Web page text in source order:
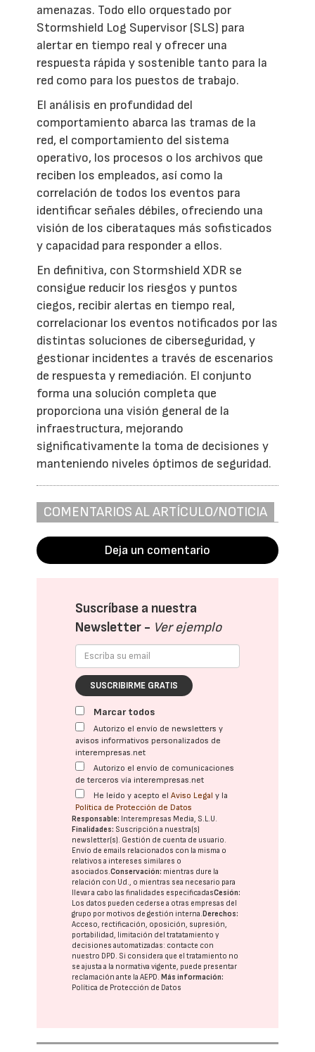
amenazas. Todo ello orquestado por
Stormshield Log Supervisor (SLS) para
alertar en tiempo real y ofrecer una
respuesta rápida y sostenible tanto para la
red como para los puestos de trabajo.
El análisis en profundidad del
comportamiento abarca las tramas de la
red, el comportamiento del sistema
operativo, los procesos o los archivos que
reciben los empleados, así como la
correlación de todos los eventos para
identificar señales débiles, ofreciendo una
visión de los ciberataques más sofisticados
y capacidad para responder a ellos.
En definitiva, con Stormshield XDR se
consigue reducir los riesgos y puntos
ciegos, recibir alertas en tiempo real,
correlacionar los eventos notificados por las
distintas soluciones de ciberseguridad, y
gestionar incidentes a través de escenarios
de respuesta y remediación. El conjunto
forma una solución completa que
proporciona una visión general de la
infraestructura, mejorando
significativamente la toma de decisiones y
manteniendo niveles óptimos de seguridad.
COMENTARIOS AL ARTÍCULO/NOTICIA
Deja un comentario
Suscríbase a nuestra
Newsletter - Ver ejemplo
SUSCRIBIRME GRATIS
Marcar todos
Autorizo el envío de newsletters y
avisos informativos personalizados de
interempresas.net
Autorizo el envío de comunicaciones
de terceros vía interempresas.net
He leído y acepto elAviso Legal y la
Política de Protección de Datos
Responsable: Interempresas Media, S.L.U.
Finalidades: Suscripción a nuestra(s)
newsletter(s). Gestión de cuenta de usuario.
Envío de emails relacionados con la misma o
relativos a intereses similares o
asociados.Conservación: mientras dure la
relación con Ud., o mientras sea necesario para
llevar a cabo las finalidades especificadasCesión:
Los datos pueden cederse a otras empresas del
grupo por motivos de gestión interna.Derechos:
Acceso, rectificación, oposición, supresión,
portabilidad, limitación del tratatamiento y
decisiones automatizadas: contacte con
nuestro DPD. Si considera que el tratamiento no
se ajusta a la normativa vigente, puede presentar
reclamación ante laAEPD.Más información:
Política de Protección de Datos